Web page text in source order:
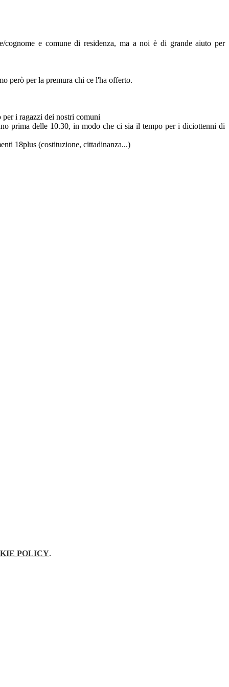
e comune di residenza, ma a noi è di grande aiuto per
però per la premura chi ce l'ha offerto.
i ragazzi dei nostri comuni
prima delle 10.30, in modo che ci sia il tempo per i diciottenni di
18plus (costituzione, cittadinanza...)
POLICY.